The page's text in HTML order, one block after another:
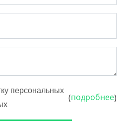
персональных
(подробнее)